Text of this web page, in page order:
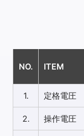
NO. ITEM
1. 定格電圧
2. 操作電圧